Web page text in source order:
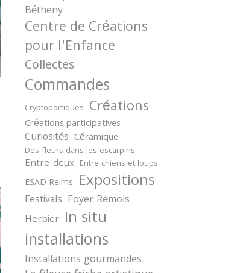
Bétheny
Centre de Créations
pour l'Enfance
Collectes
Commandes
Cryptoportiques Créations
Créations participatives
Curiosités Céramique
Des fleurs dans les escarpins
Entre-deux Entre chiens et loups
ESAD Reims Expositions
Festivals Foyer Rémois
Herbier In situ
installations
Installations gourmandes